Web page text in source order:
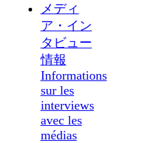
メディ
ア・イン
タビュー
情報
Informations
sur les
interviews
avec les
médias